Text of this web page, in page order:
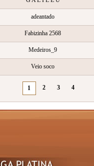
adeantado
Fabizinha 2568
Medeiros_9
Veio soco
1 2 3 4